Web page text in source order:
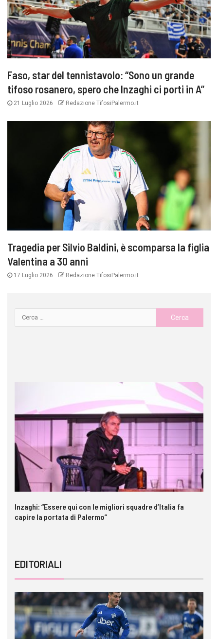
Faso, star del tennistavolo: “Sono un grande
tifoso rosanero, spero che Inzaghi ci porti in A”
21 Luglio 2026 Redazione TifosiPalermo.it
Tragedia per Silvio Baldini, è scomparsa la figlia
Valentina a 30 anni
17 Luglio 2026 Redazione TifosiPalermo.it
Inzaghi: “Essere qui con le migliori squadre d’Italia fa
capire la portata di Palermo”
EDITORIALI